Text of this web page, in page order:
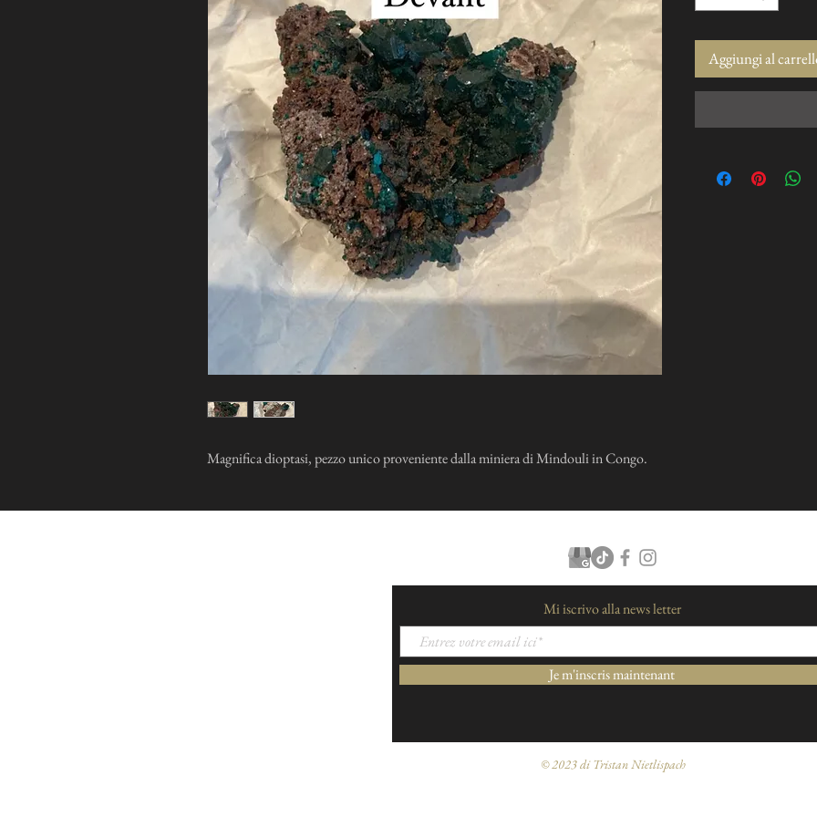
Magnifica dioptasi, pezzo unico proveniente dalla miniera di Mindouli in Congo.
Aggiungi al
Mi iscrivo alla news letter
Je m'inscris maintenant
Condizioni generali di vendita e note legali
© 2023 di Tristan Nietlispach